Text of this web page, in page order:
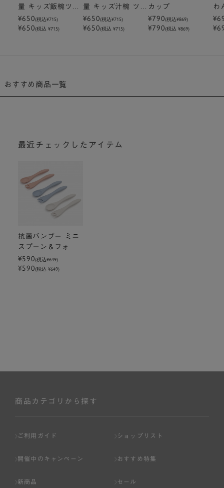
量 キッズ飯椀ツー
トン ご飯粒がくっ
つきにくい
¥650(税込¥715)
¥650(税込 ¥715)
量 キッズ汁椀 ツー
トン
¥650(税込¥715)
¥650(税込 ¥715)
カップ
¥790(税込¥869)
¥790(税込 ¥869)
わ
おすすめ商品一覧
最近チェックしたアイテム
抗菌バンブー ミニ
スプーン＆フォー
ク
¥590(税込¥649)
¥590(税込 ¥649)
商品カテゴリから探す
ご利用ガイド ショップリスト
開催中のキャンペーン おすすめ特集
新商品 セール